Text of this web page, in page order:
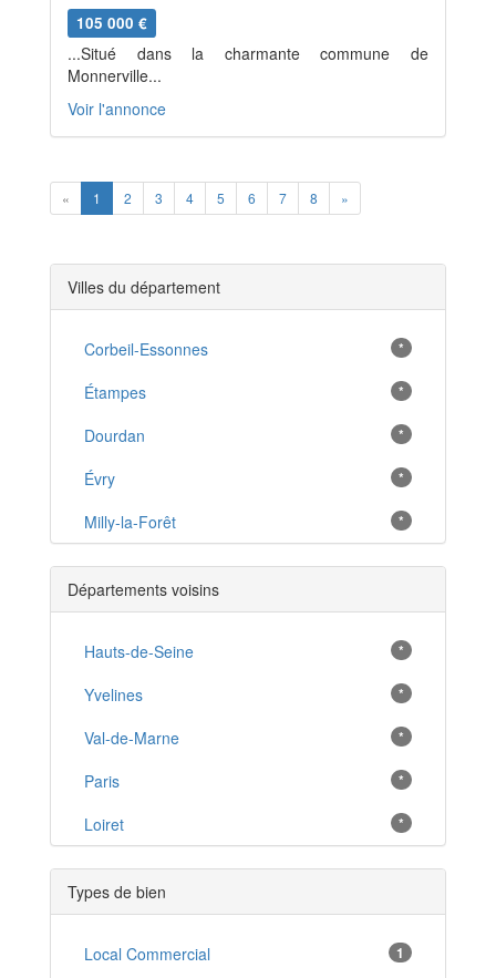
105 000 €
...Situé dans la charmante commune de
Monnerville...
Voir l'annonce
« Previous
1 2 3 4 5 6 7 8 »
Villes du département
Corbeil-Essonnes *
Étampes *
Dourdan *
Évry *
Milly-la-Forêt *
Palaiseau *
Savigny-sur-Orge *
Ris-Orangis *
Sainte-Geneviève-des-Bois *
Massy *
Viry-Châtillon *
Juvisy-sur-Orge *
Chilly-Mazarin *
Morsang-sur-Orge *
Athis-Mons *
Départements voisins
Hauts-de-Seine *
Yvelines *
Val-de-Marne *
Paris *
Loiret *
Types de bien
Local Commercial 1